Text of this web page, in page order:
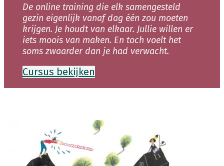
De online training die elk samengesteld
gezin eigenlijk vanaf dag één zou moeten
krijgen. Je houdt van elkaar. Jullie willen er
iets moois van maken. En toch voelt het
soms zwaarder dan je had verwacht.
Cursus bekijken